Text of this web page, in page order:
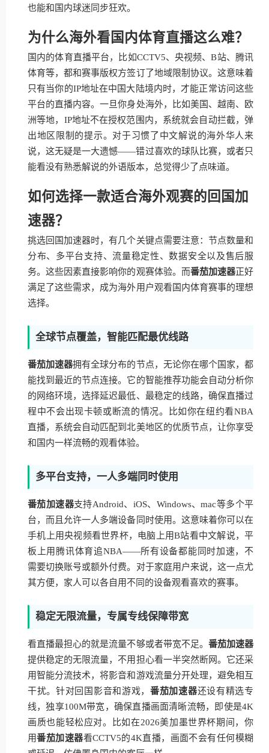
也能和国内球迷同步狂欢。
为什么海外看国内体育直播这么难？
国内的体育直播平台，比如CCTV5、央视频、B站、腾讯
体育等，都和赛事版权方签订了地域限制协议。这意味着
只有当你的IP地址在中国大陆境内时，才能正常访问这些
平台的直播内容。一旦你身处海外，比如美国、越南、欧
洲等地，IP地址不在授权范围内，系统就会自动拦截，弹
出地区限制的提示。对于习惯了中文解说的海外华人来
说，这无疑是一大遗憾——错过喜欢的球队比赛，或者只
能看没有熟悉解说的外语版本，总觉得少了点味道。
如何选择一款适合海外观赛的回国加
速器？
挑选回国加速器时，有几个关键点需要注意：节点数量和
分布、多平台支持、流量稳定性、数据安全以及售后服
务。这些因素直接影响你的观赛体验。而番茄加速器正好
满足了这些需求，成为海外用户观看国内体育赛事的理想
选择。
全球节点覆盖，智能匹配最优线路
番茄加速器拥有全球分布的节点，无论你在哪个国家，都
能找到最近的节点连接。它的智能推荐功能会自动分析你
的网络环境，选择延迟最低、最稳定的线路，确保直播过
程中不会出现卡顿或断流的情况。比如你在纽约看NBA
直播，系统会自动匹配到北美地区的优质节点，让你享受
和国内一样流畅的观看体验。
多平台支持，一人多端同时使用
番茄加速器支持Android、iOS、Windows、mac等多个平
台，而且允许一人多端设备同时使用。这意味着你可以在
手机上用央视频看世界杯，电脑上用B站看中文解说，平
板上用腾讯体育追NBA——所有设备都能同时加速，不
需要切换账号或额外付费。对于家庭用户来说，这一点尤
其方便，家人可以各自用不同的设备观看喜欢的赛事。
稳定无限流量，专属专线保障带宽
看直播最担心的就是流量不够或者带宽不足。 番茄加速器
提供稳定的无限流量，不用担心看一半突然断网。它还采
用智能分流技术，将影音和游戏流量分开处理，避免相互
干扰。针对回国影音和游戏，番茄加速器还设有精选专
线，独享100M带宽，确保直播画面清晰流畅，即使是4K
画质也能轻松应对。比如在2026美加墨世界杯期间，你
用番茄加速器看CCTV5的4K直播，画面不会有任何模糊